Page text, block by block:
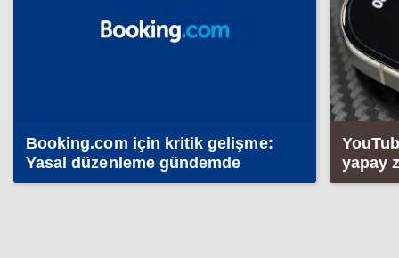
Booking.com için kritik gelişme:
Yasal düzenleme gündemde
yapay